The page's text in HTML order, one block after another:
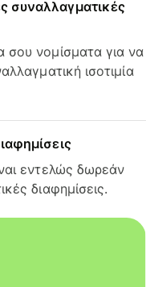
συναλλαγματικές
νομίσματα για να
ισοτιμία
εντελώς δωρεάν
διαφημίσεις.